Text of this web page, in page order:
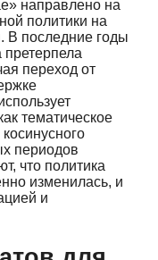
направлено на
политики на
В последние годы
претерпела
переход от
тематическое
периодов
что политика
изменилась, и
и